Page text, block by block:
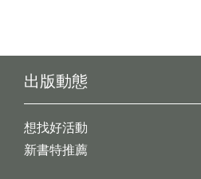
出版動態
想找好活動
新書特推薦